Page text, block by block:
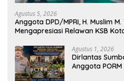
Agustus 5, 2026
Anggota DPD/MPRI, H. Muslim M.
Mengapresiasi Relawan KSB
Agustus 1, 2026
Dirlantas
Anggota